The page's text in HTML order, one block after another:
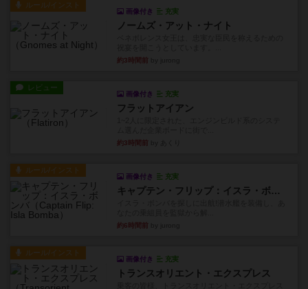
ルール/インスト
画像付き 充実
ノームズ・アット・ナイト
約3時間前
レビュー
画像付き 充実
フラットアイアン
約3時間前
ルール/インスト
画像付き 充実
キャプテン・フリップ：イスラ・ボンバ
約6時間前
ルール/インスト
画像付き 充実
トランスオリエント・エクスプレス